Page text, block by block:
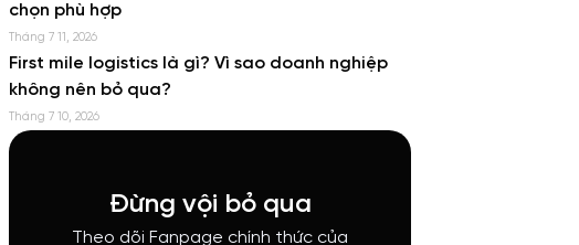
chọn phù hợp
Tháng 7 11, 2026
First mile logistics là gì? Vì sao doanh nghiệp
không nên bỏ qua?
Tháng 7 10, 2026
Đừng vội bỏ qua
Theo dõi Fanpage chính thức của